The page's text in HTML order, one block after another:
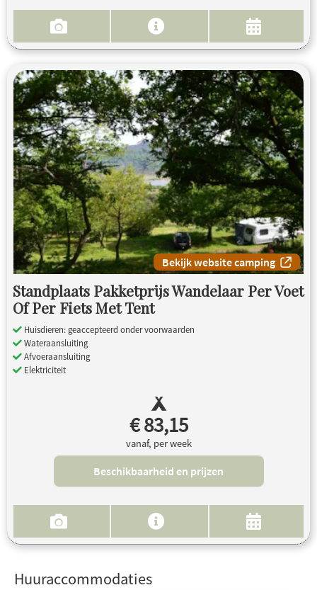
Bekijk website camping
Standplaats Pakketprijs Wandelaar Per Voet
Of Per Fiets Met Tent
Huisdieren: geaccepteerd onder voorwaarden
Wateraansluiting
Afvoeraansluiting
Elektriciteit
€ 83,15
vanaf, per week
Beschikbaarheid en prijzen
Huuraccommodaties